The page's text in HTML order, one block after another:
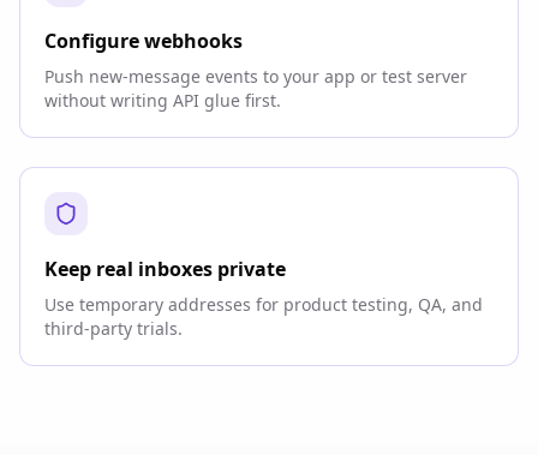
Configure webhooks
Push new-message events to your app or test server
without writing API glue first.
Keep real inboxes private
Use temporary addresses for product testing, QA, and
third-party trials.